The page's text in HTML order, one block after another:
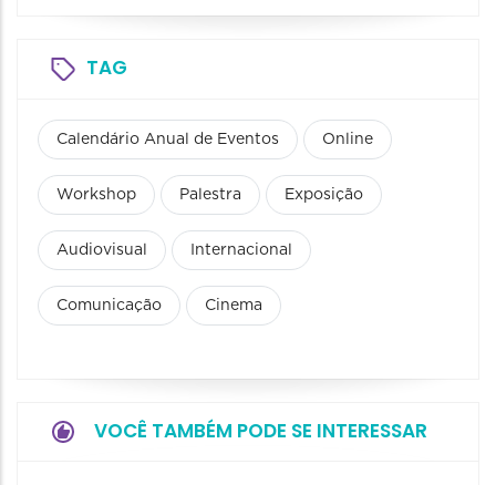
TAG
Calendário Anual de Eventos Online
Workshop Palestra Exposição
Audiovisual Internacional
Comunicação Cinema
VOCÊ TAMBÉM PODE SE INTERESSAR